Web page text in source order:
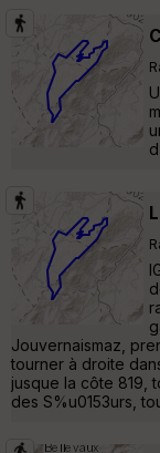
Jouvernaismaz,
tourner à droite
jusque la côte 819,
des S%u0153urs,